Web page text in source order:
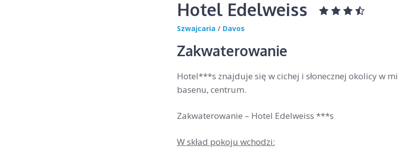
Hotel Edelweiss
Szwajcaria / Davos
Zakwaterowanie
Hotel***s znajduje się w cichej i słonecznej okolicy w
basenu, centrum.
Zakwaterowanie – Hotel Edelweiss ***s
W skład pokoju wchodzi: